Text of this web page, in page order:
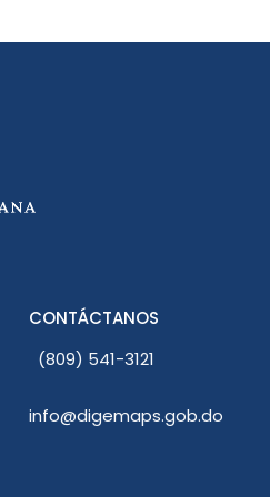
CONTÁCTANOS
(809) 541-3121
info@digemaps.gob.do